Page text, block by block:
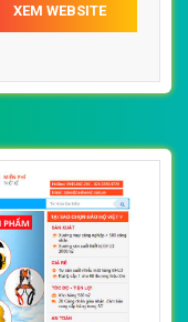
XEM WEBSITE